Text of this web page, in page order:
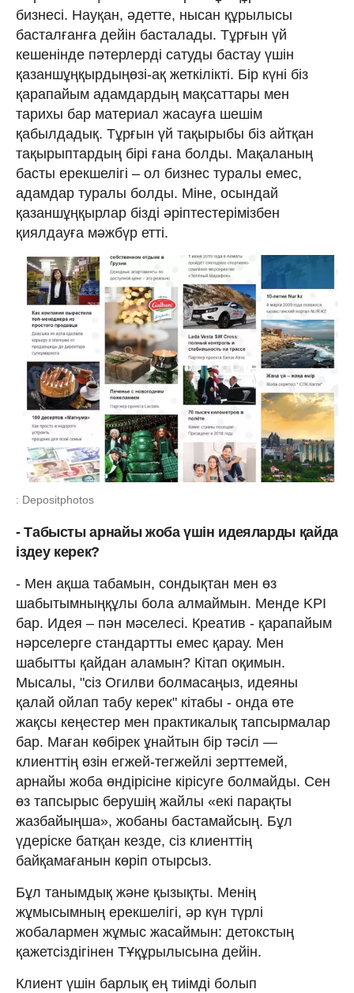
бизнесі. Науқан, әдетте, нысан құрылысы
басталғанға дейін басталады. Тұрғын үй
кешенінде пәтерлерді сатуды бастау үшін
қазаншұңқырдыңөзі-ақ жеткілікті. Бір күні біз
қарапайым адамдардың мақсаттары мен
тарихы бар материал жасауға шешім
қабылдадық. Тұрғын үй тақырыбы біз айтқан
тақырыптардың бірі ғана болды. Мақаланың
басты ерекшелігі – ол бизнес туралы емес,
адамдар туралы болды. Міне, осындай
қазаншұңқырлар бізді әріптестерімізбен
қиялдауға мәжбүр етті.
: Depositphotos
- Табысты арнайы жоба үшін идеяларды қайда
іздеу керек?
- Мен ақша табамын, сондықтан мен өз
шабытымныңқұлы бола алмаймын. Менде KPI
бар. Идея – пән мәселесі. Креатив - қарапайым
нәрселерге стандартты емес қарау. Мен
шабытты қайдан аламын? Кітап оқимын.
Мысалы, "сіз Огилви болмасаңыз, идеяны
қалай ойлап табу керек" кітабы - онда өте
жақсы кеңестер мен практикалық тапсырмалар
бар. Маған көбірек ұнайтын бір тәсіл —
клиенттің өзін егжей-тегжейлі зерттемей,
арнайы жоба өндірісіне кірісуге болмайды. Сен
өз тапсырыс берушің жайлы «екі парақты
жазбайыңша», жобаны бастамайсың. Бұл
үдеріске батқан кезде, сіз клиенттің
байқамағанын көріп отырсыз.
Бұл танымдық және қызықты. Менің
жұмысымның ерекшелігі, әр күн түрлі
жобалармен жұмыс жасаймын: детокстың
қажетсіздігінен ТҰқұрылысына дейін.
Клиент үшін барлық ең тиімді болып